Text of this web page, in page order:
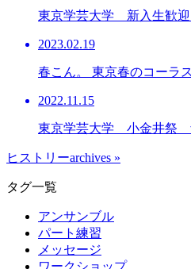
東京学芸大学 新入生歓迎
2023.02.19
春こん。 東京春のコーラ
2022.11.15
東京学芸大学 小金井祭
ヒストリーarchives »
タグ一覧
アンサンブル
パート練習
メッセージ